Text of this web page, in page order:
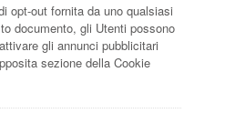
opt-out fornita da uno qualsiasi
documento, gli Utenti possono
gli annunci pubblicitari
sezione della Cookie